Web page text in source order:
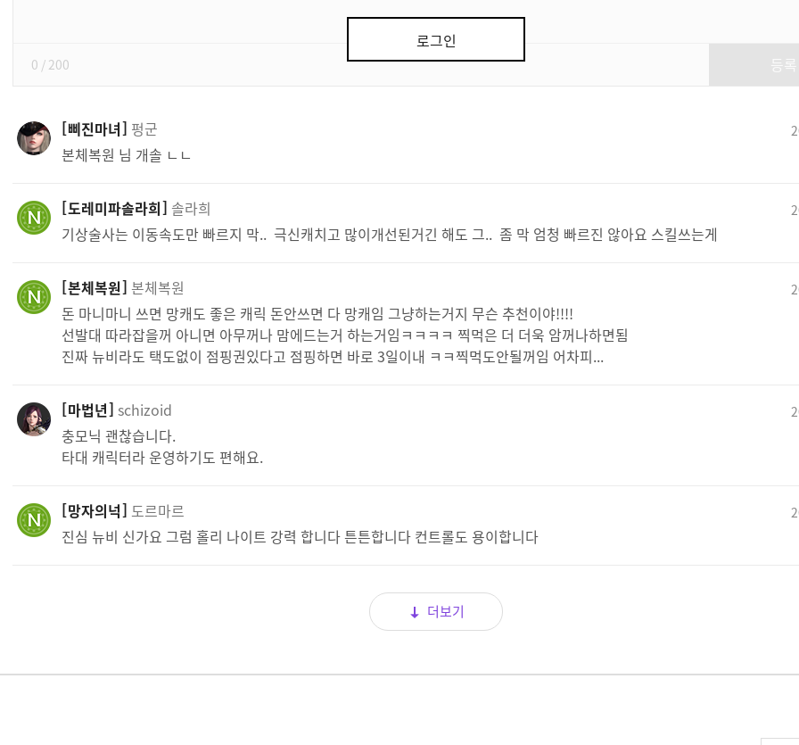
로그인
0 / 200
삐진마녀 펑군
본체복원 님 개솔 ㄴㄴ
도레미파솔라희 솔라희
기상술사는 이동속도만 빠르지 막.. 극신캐치고 많이개선된거긴 해도 그.. 좀 막 엄청 빠르진 않아요 스킬쓰는게
본체복원 본체복원
돈 마니마니 쓰면 망캐도 좋은 캐릭 돈안쓰면 다 망캐임 그냥하는거지 무슨 추천이야!!!!
선발대 따라잡을꺼 아니면 아무꺼나 맘에드는거 하는거임ㅋㅋㅋㅋ 찍먹은 더 더욱 암꺼나하면됨
진짜 뉴비라도 택도없이 점핑권있다고 점핑하면 바로 3일이내 ㅋㅋ찍먹도안될꺼임 어차피...
마법년 schizoid
충모닉 괜찮습니다.
타대 캐릭터라 운영하기도 편해요.
망자의넉 도르마르
진심 뉴비 신가요 그럼 홀리 나이트 강력 합니다 튼튼합니다 컨트롤도 용이합니다
더보기